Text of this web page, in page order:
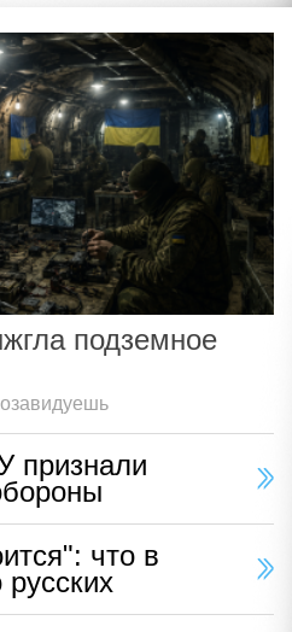
подземное
признали
что в